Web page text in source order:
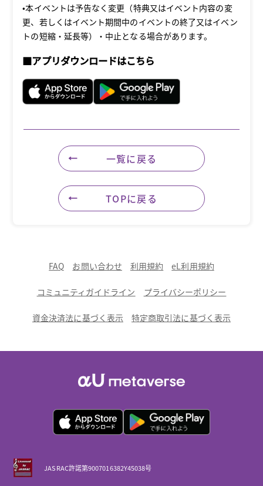
•本イベントは予告なく変更（特典又はイベント内容の変
更、若しくはイベント期間中のイベントの終了又はイベン
トの短縮・延長等）・中止となる場合があります。
■アプリダウンロードはこちら
一覧に戻る
TOPに戻る
FAQ お問い合わせ 利用規約 eL利用規約
コミュニティガイドライン プライバシーポリシー
資金決済法に基づく表示 特定商取引法に基づく表示
JASRAC許諾第9007016382Y45038号